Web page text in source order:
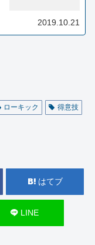
2019.10.21
ローキック
得意技
はてブ
LINE